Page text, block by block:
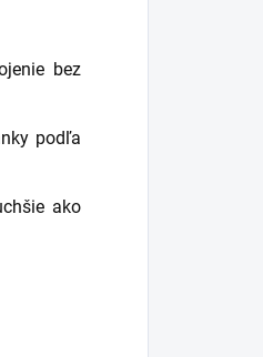
bez
podľa
ako